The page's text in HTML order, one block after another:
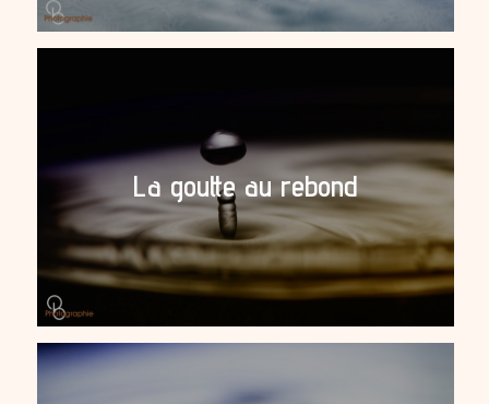
La goutte au rebond